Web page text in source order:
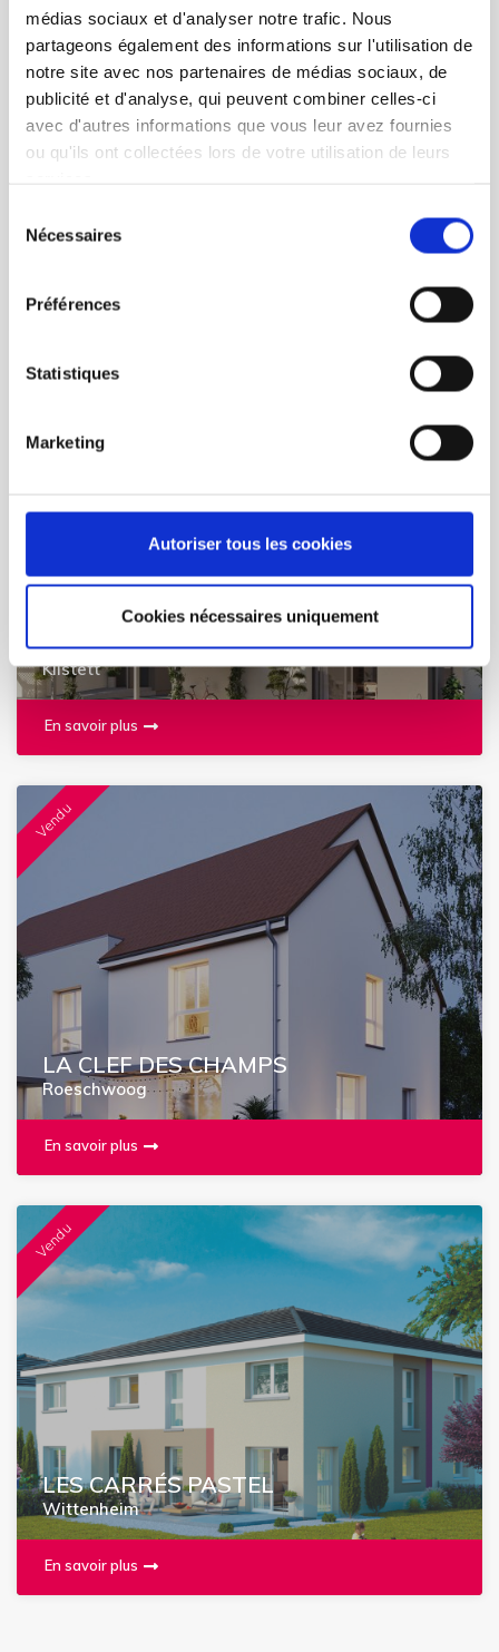
médias sociaux et d'analyser notre trafic. Nous
partageons également des informations sur l'utilisation de
notre site avec nos partenaires de médias sociaux, de
publicité et d'analyse, qui peuvent combiner celles-ci
avec d'autres informations que vous leur avez fournies
ou qu'ils ont collectées lors de votre utilisation de leurs
Nécessaires
Préférences
Statistiques
Marketing
Autoriser tous les cookies
Cookies nécessaires uniquement
L'ÉCHAPPÉE VERTE
En savoir plus
CONCERTO
Kilstett
En savoir plus
Vendu
LA CLEF DES CHAMPS
Roeschwoog
En savoir plus
Vendu
LES CARRÉS PASTEL
Wittenheim
En savoir plus